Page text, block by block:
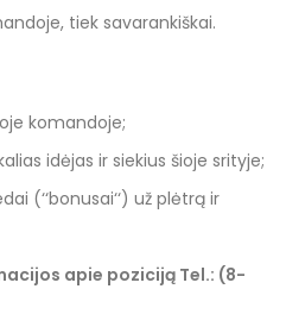
tiek savarankiškai.
komandoje;
idėjas ir siekius šioje srityje;
(‘‘bonusai‘‘) už plėtrą ir
apie poziciją Tel.: (8-